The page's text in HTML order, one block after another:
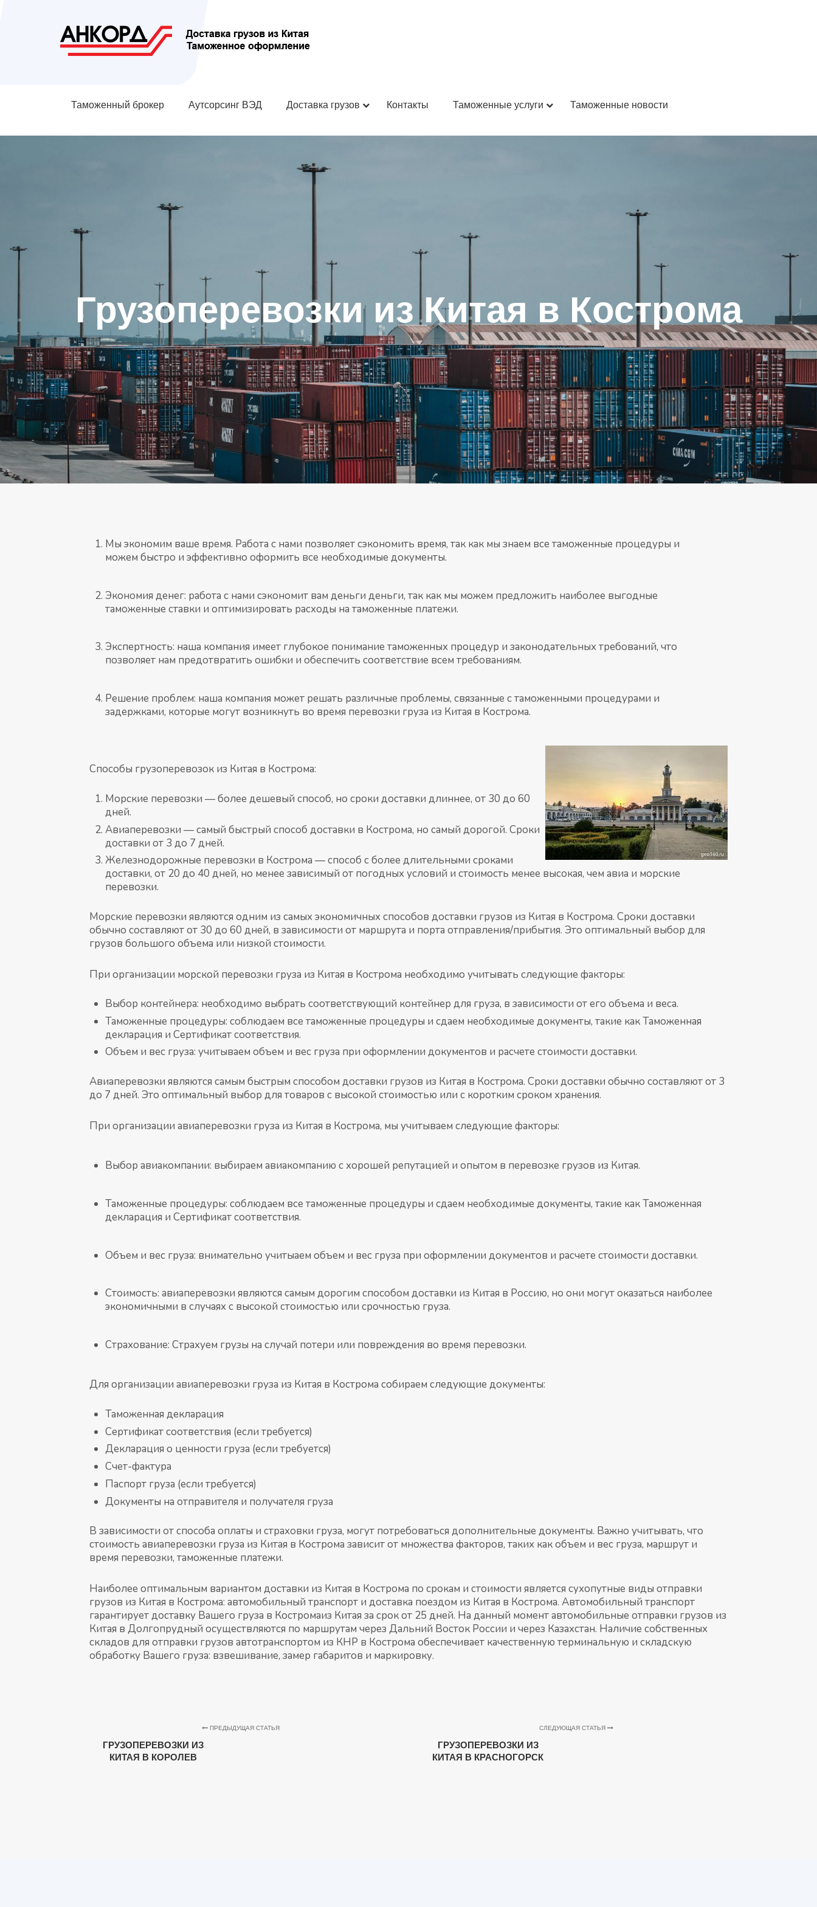
Таможенный брокер Аутсорсинг ВЭД Доставка грузов Контакты Таможенные услуги Таможенные новости
Грузоперевозки из Китая в Кострома
Мы экономим ваше время. Работа с нами позволяет сэкономить время, так как мы знаем все таможенные процедуры и
можем быстро и эффективно оформить все необходимые документы.
Экономия денег: работа с нами сэкономит вам деньги деньги, так как мы можем предложить наиболее выгодные
таможенные ставки и оптимизировать расходы на таможенные платежи.
Экспертность: наша компания имеет глубокое понимание таможенных процедур и законодательных требований, что
позволяет нам предотвратить ошибки и обеспечить соответствие всем требованиям.
Решение проблем: наша компания может решать различные проблемы, связанные с таможенными процедурами и
задержками, которые могут возникнуть во время перевозки груза из Китая в Кострома.
Способы грузоперевозок из Китая в Кострома:
Морские перевозки — более дешевый способ, но сроки доставки длиннее, от 30 до 60
дней.
Авиаперевозки — самый быстрый способ доставки в Кострома, но самый дорогой. Сроки
доставки от 3 до 7 дней.
Железнодорожные перевозки в Кострома — способ с более длительными сроками
доставки, от 20 до 40 дней, но менее зависимый от погодных условий и стоимость менее высокая, чем авиа и морские
перевозки.
Морские перевозки являются одним из самых экономичных способов доставки грузов из Китая в Кострома. Сроки доставки
обычно составляют от 30 до 60 дней, в зависимости от маршрута и порта отправления/прибытия. Это оптимальный выбор для
грузов большого объема или низкой стоимости.
При организации морской перевозки груза из Китая в Кострома необходимо учитывать следующие факторы:
Выбор контейнера: необходимо выбрать соответствующий контейнер для груза, в зависимости от его объема и веса.
Таможенные процедуры: соблюдаем все таможенные процедуры и сдаем необходимые документы, такие как Таможенная
декларация и Сертификат соответствия.
Объем и вес груза: учитываем объем и вес груза при оформлении документов и расчете стоимости доставки.
Авиаперевозки являются самым быстрым способом доставки грузов из Китая в Кострома. Сроки доставки обычно составляют от 3
до 7 дней. Это оптимальный выбор для товаров с высокой стоимостью или с коротким сроком хранения.
При организации авиаперевозки груза из Китая в Кострома, мы учитываем следующие факторы:
Выбор авиакомпании: выбираем авиакомпанию с хорошей репутацией и опытом в перевозке грузов из Китая.
Таможенные процедуры: соблюдаем все таможенные процедуры и сдаем необходимые документы, такие как Таможенная
декларация и Сертификат соответствия.
Объем и вес груза: внимательно учитыаем объем и вес груза при оформлении документов и расчете стоимости доставки.
Стоимость: авиаперевозки являются самым дорогим способом доставки из Китая в Россию, но они могут оказаться наиболее
экономичными в случаях с высокой стоимостью или срочностью груза.
Страхование: Страхуем грузы на случай потери или повреждения во время перевозки.
Для организации авиаперевозки груза из Китая в Кострома собираем следующие документы:
Таможенная декларация
Сертификат соответствия (если требуется)
Декларация о ценности груза (если требуется)
Счет-фактура
Паспорт груза (если требуется)
Документы на отправителя и получателя груза
В зависимости от способа оплаты и страховки груза, могут потребоваться дополнительные документы. Важно учитывать, что
стоимость авиаперевозки груза из Китая в Кострома зависит от множества факторов, таких как объем и вес груза, маршрут и
время перевозки, таможенные платежи.
Наиболее оптимальным вариантом доставки из Китая в Кострома по срокам и стоимости является сухопутные виды отправки
грузов из Китая в Кострома: автомобильный транспорт и доставка поездом из Китая в Кострома. Автомобильный транспорт
гарантирует доставку Вашего груза в Костромаиз Китая за срок от 25 дней. На данный момент автомобильные отправки грузов из
Китая в Долгопрудный осуществляются по маршрутам через Дальний Восток России и через Казахстан. Наличие собственных
складов для отправки грузов автотранспортом из КНР в Кострома обеспечивает качественную терминальную и складскую
обработку Вашего груза: взвешивание, замер габаритов и маркировку.
ПРЕДЫДУЩАЯ СТАТЬЯ
ГРУЗОПЕРЕВОЗКИ ИЗ
КИТАЯ В КОРОЛЕВ
СЛЕДУЮЩАЯ СТАТЬЯ
ГРУЗОПЕРЕВОЗКИ ИЗ
КИТАЯ В КРАСНОГОРСК